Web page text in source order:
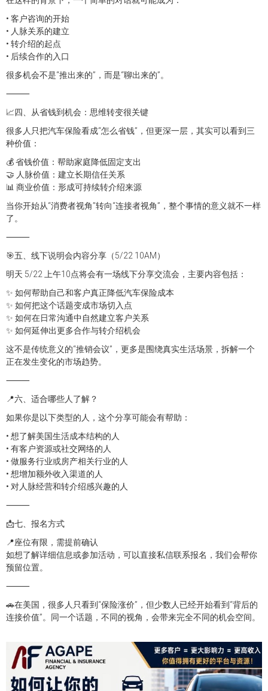
• 客户咨询的开始
• 人脉关系的建立
• 转介绍的起点
• 后续合作的入口
很多机会不是“推出来的”，而是“聊出来的”。
⸻
📈四、从省钱到机会：思维转变很关键
很多人只把汽车保险看成“怎么省钱”，但更深一层，其实可以看到三
种价值：
💰 省钱价值：帮助家庭降低固定支出
🤝 人脉价值：建立长期信任关系
📊 商业价值：形成可持续转介绍来源
当你开始从“消费者视角”转向“连接者视角”，整个事情的意义就不一样
了。
⸻
🎯五、线下说明会内容分享（5/22 10AM）
明天 5/22 上午10点将会有一场线下分享交流会，主要内容包括：
✨ 如何帮助自己和客户真正降低汽车保险成本
✨ 如何把这个话题变成市场切入点
✨ 如何在日常沟通中自然建立客户关系
✨ 如何延伸出更多合作与转介绍机会
这不是传统意义的“推销会议”，更多是围绕真实生活场景，拆解一个
正在发生变化的市场趋势。
⸻
📍六、适合哪些人了解？
如果你是以下类型的人，这个分享可能会有帮助：
• 想了解美国生活成本结构的人
• 有客户资源或社交网络的人
• 做服务行业或房产相关行业的人
• 想增加额外收入渠道的人
• 对人脉经营和转介绍感兴趣的人
⸻
📩七、报名方式
📍座位有限，需提前确认
如想了解详细信息或参加活动，可以直接私信联系报名，我们会帮你
预留位置。
⸻
🚗在美国，很多人只看到“保险涨价”，但少数人已经开始看到“背后的
连接价值”。同一个话题，不同的视角，会带来完全不同的机会空间。